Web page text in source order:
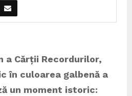
a Cărții Recordurilor,
în culoarea galbenă a
un moment istoric: